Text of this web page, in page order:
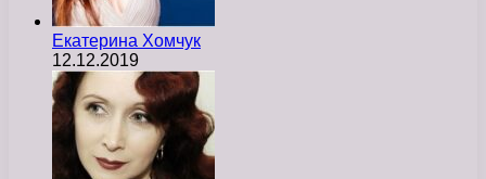
Екатерина Хомчук
12.12.2019